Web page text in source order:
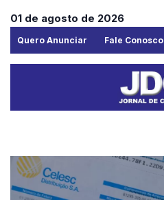
01 de agosto de 2026
Quero Anunciar Fale Conosco